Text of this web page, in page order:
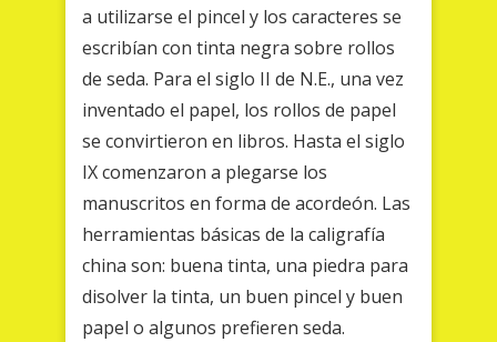
a utilizarse el pincel y los caracteres se
escribían con tinta negra sobre rollos
de seda. Para el siglo II de N.E., una vez
inventado el papel, los rollos de papel
se convirtieron en libros. Hasta el siglo
IX comenzaron a plegarse los
manuscritos en forma de acordeón. Las
herramientas básicas de la caligrafía
china son: buena tinta, una piedra para
disolver la tinta, un buen pincel y buen
papel o algunos prefieren seda.